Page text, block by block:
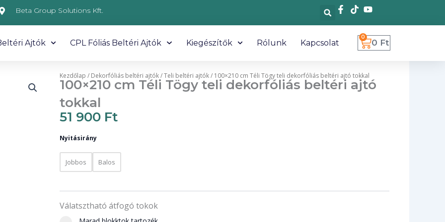
Beta Group Solutions Kft.
Ajtók CPL Fóliás Beltéri Ajtók Kiegészítők Rólunk Kapcsolat 0 Ft
0
Kosár
Kezdőlap / Dekorfóliás beltéri ajtók/Teli beltéri ajtók/ 100×210 cm Téli Tögy teli dekorfóliás beltéri ajtó tokkal
100×210 cm Téli Tögy teli dekorfóliás beltéri ajtó
tokkal
51 900 Ft
Nyitásirány
Jobbos Balos
Válatsztható átfogó tokok
cm
Téli
Tögy
teli
beltéri
tokkal
mennyiség